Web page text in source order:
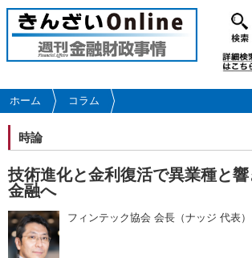
メ
イ
コ
ン
に
移
動
ホーム コラム
時論
技術進化と金利復活で異業種と
金融へ
フィンテック協会 会長（ナッジ 代表